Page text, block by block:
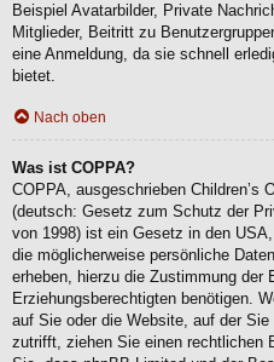
Beispiel Avatarbilder, Private
Mitglieder, Beitritt zu
eine Anmeldung, da sie schnell
bietet.
Nach oben
Was ist COPPA?
COPPA, ausgeschrieben Children’s
(deutsch: Gesetz zum Schutz der
von 1998) ist ein Gesetz in den
die möglicherweise persönliche
erheben, hierzu die Zustimmung der
Erziehungsberechtigten benötigen.
auf Sie oder die Website, auf der
zutrifft, ziehen Sie einen rechtlichen